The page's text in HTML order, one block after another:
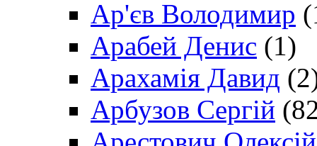
Ар'єв Володимир
Арабей Денис (1)
Арахамія Давид
Арбузов Сергій